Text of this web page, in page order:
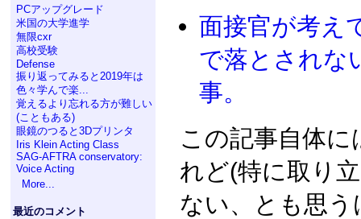
PCアップグレード
米国の大学進学
無限cxr
高校受験
Defense
振り返ってみると2019年は
色々学んで楽...
覚えるより忘れる方が難しい
(こともある)
眼鏡のつると3Dプリンタ
Iris Klein Acting Class
SAG-AFTRA conservatory:
Voice Acting
More...
最近のコメント
面接官が考え
で落とされな
事。
この記事自体
れど(特に取り
ない、とも思